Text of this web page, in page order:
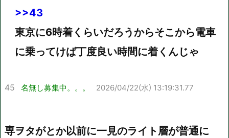
>>43
東京に6時着くらいだろうからそこから電車
に乗ってけば丁度良い時間に着くんじゃ
45 名無し募集中。。。 2026/04/22(水) 13:19:31.77
専ヲタがとか以前に一見のライト層が普通に